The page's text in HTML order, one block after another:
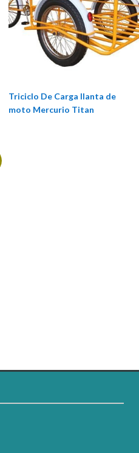
Triciclo De Carga llanta de
moto Mercurio Titan